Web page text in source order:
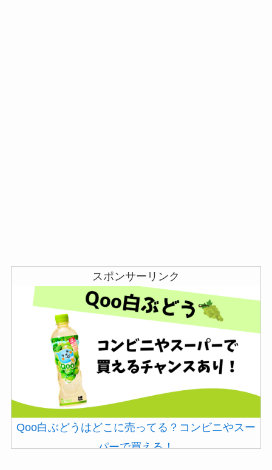
スポンサーリンク
Qoo白ぶどうはどこに売ってる？コンビニやスー
パーで買える！